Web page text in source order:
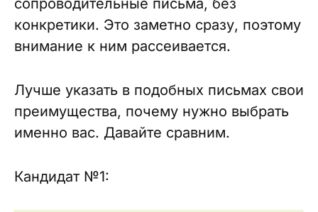
сопроводительные письма, без
конкретики. Это заметно сразу, поэтому
внимание к ним рассеивается.
Лучше указать в подобных письмах свои
преимущества, почему нужно выбрать
именно вас. Давайте сравним.
Кандидат №1: